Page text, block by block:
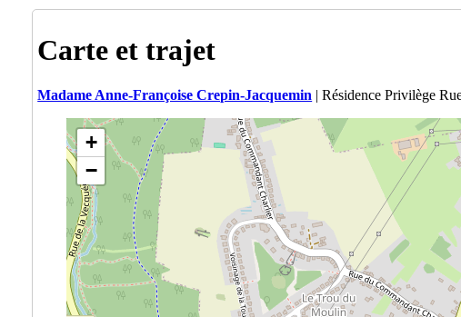
Carte et trajet
Madame Anne-Françoise Crepin-Jacquemin | Résidence Privilège
+
−